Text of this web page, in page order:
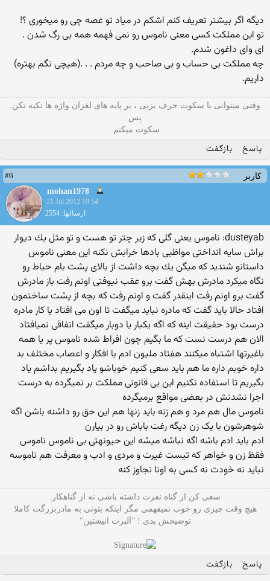
دیگه اگر بیشتر تعریف كنم اشكم در میاد تو غصه چی رو میخوری ؟!
تو این مملكت كسی معنی ناموس رو نمی فهمه همه بی رگ شدن .
ای وای داغون شدم.
چه مملکت بی حساب و بی صاحب و چه مردم . . .(هیچی نگم بهتره)
داریم.
وقتی میتوانی با سکوت حرف بزنی ، بر پایه های لغزان واژه ها تکیه نکن.
پس
سکوت میکنم.
پاسخ بازگفت
کاربر
#6
mohan1978
21 Jul 2012 19:54
ارسالها: 2554
dusteyab: ناموس یعنی گلی كه زیر چتر تو هست و تو مثل یك دیوار
براش سایه انداختی مواظبی بادها خرابش نكنه این معنی ناموس
داستانو شندید كه میگن یك بچه داشت از بالای پشت بام حیاط رو
نگاه میكرد مادرش بهش گفت برو عقب نیوفتی اونم رفت باز مادرش
گفت برو اونم رفت اینقدر گفت و اونم رفت كه بچه از پشت ساختمون
افتاد حالا باید گفت كه مادره نباید میگفت تا اون می افتاد یا كار مادره
درست بود حقیقت اینه كه اگه یكبار یا دوبار میگفت اتفاقی نمیافتاد
الان هم درست نست كه ما بگیم چون افراط شده ناموس پر یا همه
باغیرتها اشتباه میكنند هفتاد ملیون ادم با افكار و اعصاب مختلف بد
داره خوبم داره ما هم باید سعی كنیم خوباشو یاد بگیریم بداشم یاد
بگیریم تا استفاده نكنیم این بی قانونی مملكت بر نمیگرده به درست
اجرا نشدنش در بعضی مواقع برمیگرده
ناموس مال هم مرد و هم زنه باید زنها هم این حق رو داشنه باشن اگه
شوهرشون با یک زن دیگه رغت باباش رو در بیارن
ادم باید ادم باشه اگه نباشه میشه این حیونهتی بی ناموس ناموس
فقظ زن و خواهر که تیست غیرت و مردی و ادب و معرفت هم ناموسه
نباید نه خودت نه کسی به اونا تجاوز کنه
سعی کن از گناه نفرت داشته باشی نه از گناهکار.
هیچ وقت چیزی رو خوب نمیفهمی مگر اینکه بتونی به مادربزرگت کاملا
توضیحش بدی ! "آلبرت انیشتین"
پاسخ بازگفت